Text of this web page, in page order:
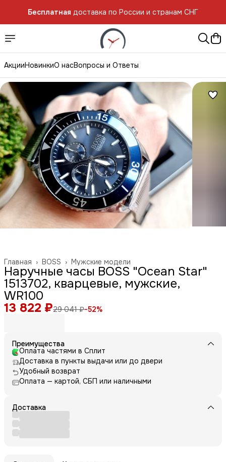
Бесплатная доставка по России и странам СНГ
АкцииНовинкиО насВопросы и Ответы
Мужские модели
BOSS ›
Главная ›
Наручные часы BOSS "Ocean Star"
1513702, кварцевые, мужские,
WR100
13 822 ₽29 041 ₽−52%
Преимущества
Оплата частями в Сплит
Доставка в пункты выдачи или до двери
Удобный возврат
Оплата — картой, СБП или наличными
Доставка